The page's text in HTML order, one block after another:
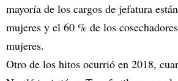
mayoría de los cargos de jefatura
mujeres y el 60 % de los
mujeres.
Otro de los hitos ocurrió en 2018,